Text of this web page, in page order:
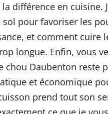
différence en cuisine.
pour favoriser les
et comment cuire
longue. Enfin, vous
chou Daubenton reste
et économique
prend tout son